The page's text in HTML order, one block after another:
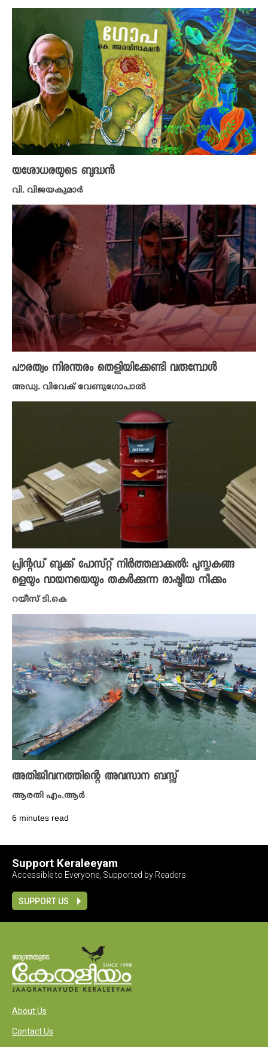
യശോധരയുടെ ബുദ്ധൻ
വി. വിജയകുമാർ
പൗരത്വം നിരന്തരം തെളിയിക്കേണ്ടി വരുമ്പോൾ
അഡ്വ. വിവേക് വേണുഗോപാൽ
പ്രിന്റഡ് ബുക്ക് പോസ്റ്റ് നിർത്തലാക്കൽ: പുസ്തകങ്ങ
ളെയും വായനയെയും തകർക്കുന്ന രാഷ്ട്രീയ നീക്കം
റയീസ് ടി.കെ
അതിജീവനത്തിന്റെ അവസാന ബസ്സ്
ആരതി എം.ആർ
6 minutes read
Support Keraleeyam
Accessible to Everyone, Supported by Readers
SUPPORT US
About Us
Contact Us